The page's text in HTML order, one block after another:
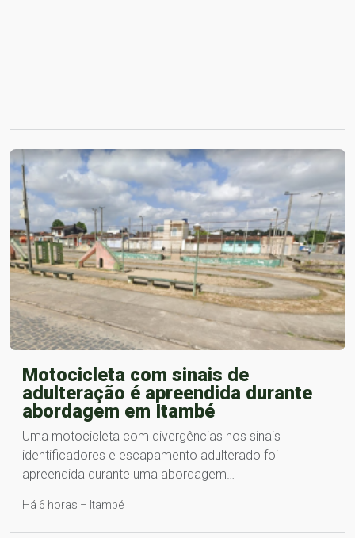
Motocicleta com sinais de
adulteração é apreendida durante
abordagem em Itambé
Uma motocicleta com divergências nos sinais
identificadores e escapamento adulterado foi
apreendida durante uma abordagem…
Há 6 horas – Itambé